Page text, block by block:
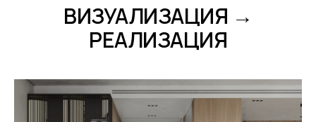
ВИЗУАЛИЗАЦИЯ →
РЕАЛИЗАЦИЯ